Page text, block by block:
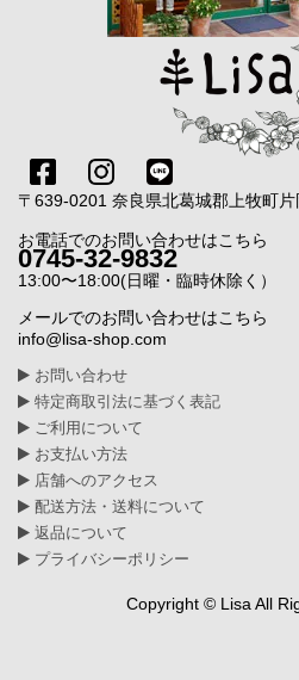
〒639-0201 奈良県北葛城郡上牧町
お電話でのお問い合わせはこちら
0745-32-9832
13:00〜18:00(日曜・臨時休除く）
メールでのお問い合わせはこちら
info@lisa-shop.com
お問い合わせ
特定商取引法に基づく表記
ご利用について
お支払い方法
店舗へのアクセス
配送方法・送料について
返品について
プライバシーポリシー
Copyright © Lisa All